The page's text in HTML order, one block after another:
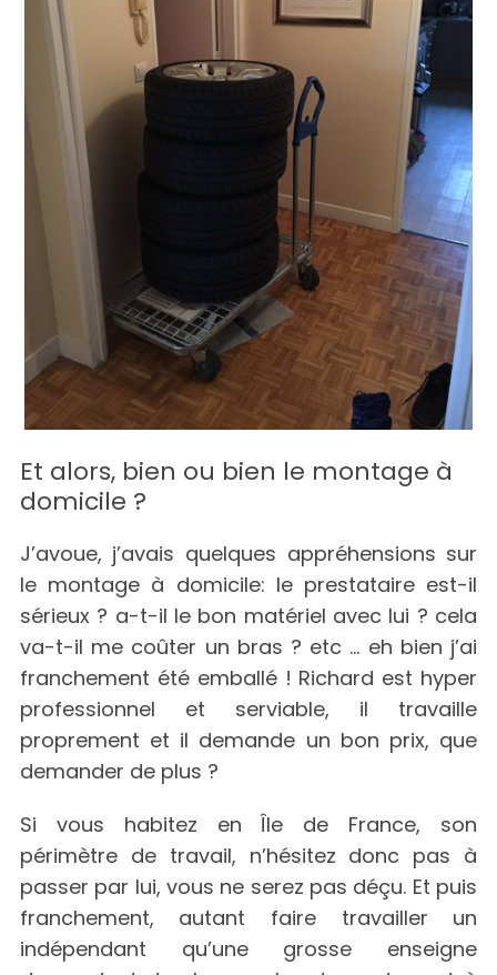
Et alors, bien ou bien le montage à
domicile ?
J’avoue, j’avais quelques appréhensions sur
le montage à domicile: le prestataire est-il
sérieux ? a-t-il le bon matériel avec lui ? cela
va-t-il me coûter un bras ? etc … eh bien j’ai
franchement été emballé ! Richard est hyper
professionnel et serviable, il travaille
proprement et il demande un bon prix, que
demander de plus ?
Si vous habitez en Île de France, son
périmètre de travail, n’hésitez donc pas à
passer par lui, vous ne serez pas déçu. Et puis
franchement, autant faire travailler un
indépendant qu’une grosse enseigne